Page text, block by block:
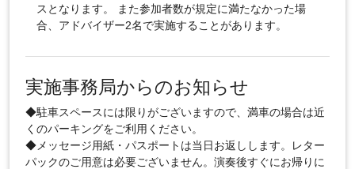
スとなります。 また参加者数が規定に満たなかった場
合、アドバイザー2名で実施することがあります。
実施事務局からのお知らせ
◆駐車スペースには限りがございますので、満車の場合は近
くのパーキングをご利用ください。
◆メッセージ用紙・パスポートは当日お返しします。レター
パックのご用意は必要ございません。演奏後すぐにお帰りに